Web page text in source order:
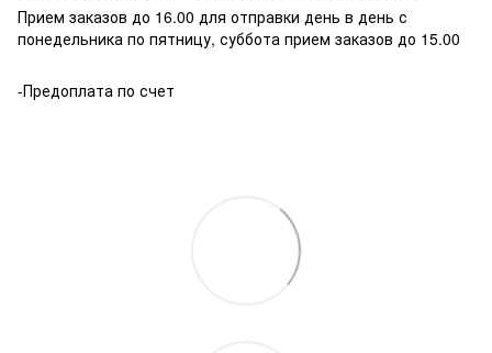
Прием заказов до 16.00 для отправки день в день с
понедельника по пятницу, суббота прием заказов до 15.00
-Предоплата по счет